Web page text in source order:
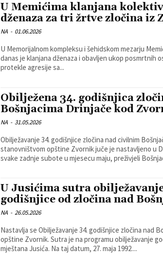
U Memićima klanjana
dženaza za tri žrtve zločina iz
NA - 01.06.2026
U Memorijalnom kompleksu i šehidskom mezarju
danas je klanjana dženaza i obavljen ukop posmrtnih
protekle agresije sa...
Obilježena 34. godišnjica
Bošnjacima Drinjače kod
NA - 31.05.2026
Obilježavanje 34. godišnjice zločina nad civilnim
stanovništvom opštine Zvornik juče je nastavljeno u Drinjači.
svake zadnje subote u mjesecu maju, preživjeli
U Jusićima sutra
godišnjice od zločina nad
NA - 26.05.2026
Nastavlja se Obilježavanje 34. godišnjice zločina nad
opštine Zvornik. Sutra je na programu obilježavanje godišnjice stradanja
mještana Jusića. Na taj datum, 27. maja 1992....